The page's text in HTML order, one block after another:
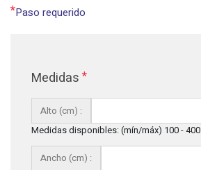
*Paso requerido
Medidas *
Alto (cm) :
Medidas disponibles: (mín/máx) 100 - 400
Ancho (cm) :